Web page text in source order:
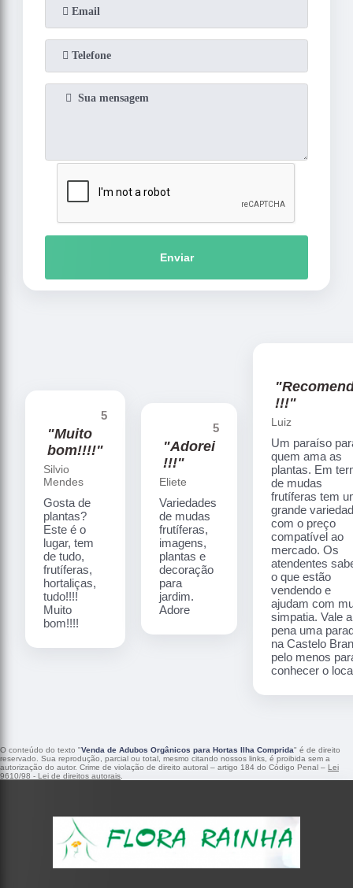
Enviar
5
"Muito
bom!!!!"
Silvio
Mendes
Gosta de
plantas?
Este é o
lugar, tem
de tudo,
frutíferas,
hortaliças,
tudo!!!!
Muito
bom!!!!
5
"Adorei
!!!"
Eliete
Variedades
de mudas
frutíferas,
imagens,
plantas e
decoração
para
jardim.
Adore
!!!"
Luiz
Um paraíso
quem ama as
plantas. Em
de mudas
frutíferas tem
grande
com o preço
compatível ao
mercado. Os
atendentes
o que estão
vendendo e
ajudam com
simpatia. Vale a
pena uma
na Castelo
pelo menos
conhecer o
O conteúdo do texto "Venda de Adubos Orgânicos para Hortas Ilha Comprida" é de direito
reservado. Sua reprodução, parcial ou total, mesmo citando nossos links, é proibida sem a
autorização do autor. Crime de violação de direito autoral – artigo 184 do Código Penal – Lei
9610/98 - Lei de direitos autorais